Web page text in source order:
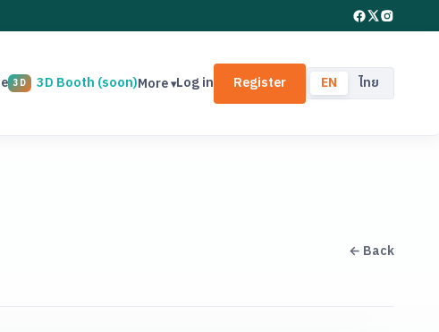
3D Booth (soon)More Log in Register EN ไทย
← Back